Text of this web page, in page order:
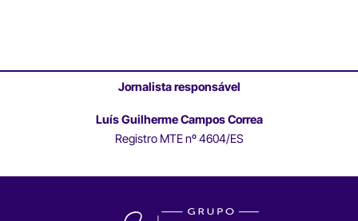
Jornalista responsável
Luís Guilherme Campos Correa
Registro MTE nº 4604/ES